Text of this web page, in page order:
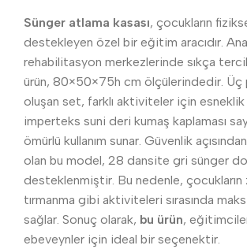
Sünger atlama kasası, çocukların
destekleyen özel bir eğitim aracıdır.
rehabilitasyon merkezlerinde sıkça
ürün, 80×50×75h cm ölçülerindedir. Üç
oluşan set, farklı aktiviteler için esneklik
imperteks suni deri kumaş kaplaması
ömürlü kullanım sunar. Güvenlik
olan bu model, 28 dansite gri sünger
desteklenmiştir. Bu nedenle, çocukların
tırmanma gibi aktiviteleri sırasında
sağlar. Sonuç olarak, bu ürün,
ebeveynler için ideal bir seçenektir.